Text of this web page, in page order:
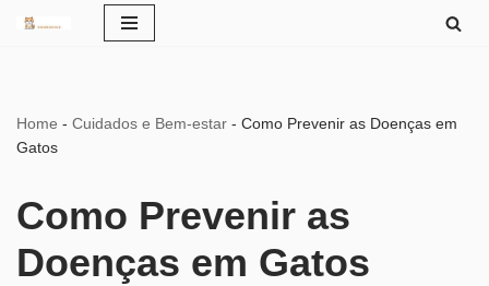
Home - Cuidados e Bem-estar - Como Prevenir as Doenças em
Gatos
Como Prevenir as
Doenças em Gatos